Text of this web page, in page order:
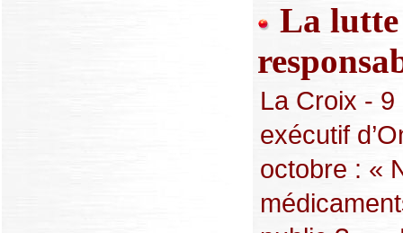
La lutte
La Croix -
exécutif
octobre : «